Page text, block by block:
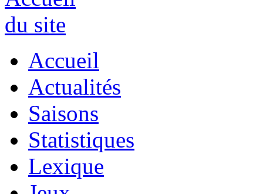
Accueil
Actualités
Saisons
Statistiques
Lexique